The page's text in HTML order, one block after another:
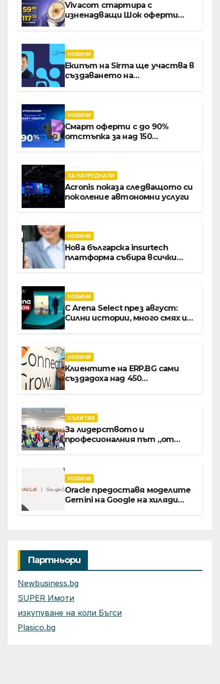
Vivacom стартира с
изненадващи Шок оферти
НОВИНИ
Екипът на Sirma ще участва в
създаването на
хотелиерството
НОВИНИ
Смарт оферти с до 90%
отстъпка за над 150
ЗА НАПРЕДНАЛИ
Acronis показа следващото си
поколение автономни услуги
НОВИНИ
Нова българска insurtech
платформа събира всички
НОВИНИ
С Arena Select през август:
Силни истории, много смях и
НОВИНИ
Клиентите на ERP.BG сами
създадоха над 450
интелект
СЪБИТИЯ
За лидерството и
професионалния път „от
директор Асен Великов
НОВИНИ
Oracle предоставя моделите
Gemini на Google на хиляди
Партньори
Newbusiness.bg
SUPER Имоти
изкупуване на коли Бъгси
Plasico.bg